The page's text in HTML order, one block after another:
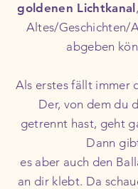
goldenen Lichtkanal
Altes/Geschichten/
abgeben
Als erstes fällt immer
Der, von dem du
getrennt hast, geht
Dann
es aber auch den
an dir klebt. Da